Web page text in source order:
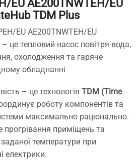
EU AE200TNWTEH/EU
TDM Plus
EU AE200TNWTEH/EU
– це тепловий насос повітря-вода,
охолодження та гаряче
обладнанні
– це технологія TDM (Time
роботу компонентів та
максимально раціонально.
приміщень та
температури при
електрики.